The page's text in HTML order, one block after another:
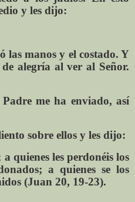
y les dijo:
las manos y el costado. Y
alegría al ver al Señor.
me ha enviado, así
sobre ellos y les dijo:
quienes les perdonéis los
a quienes se los
(Juan 20, 19-23).